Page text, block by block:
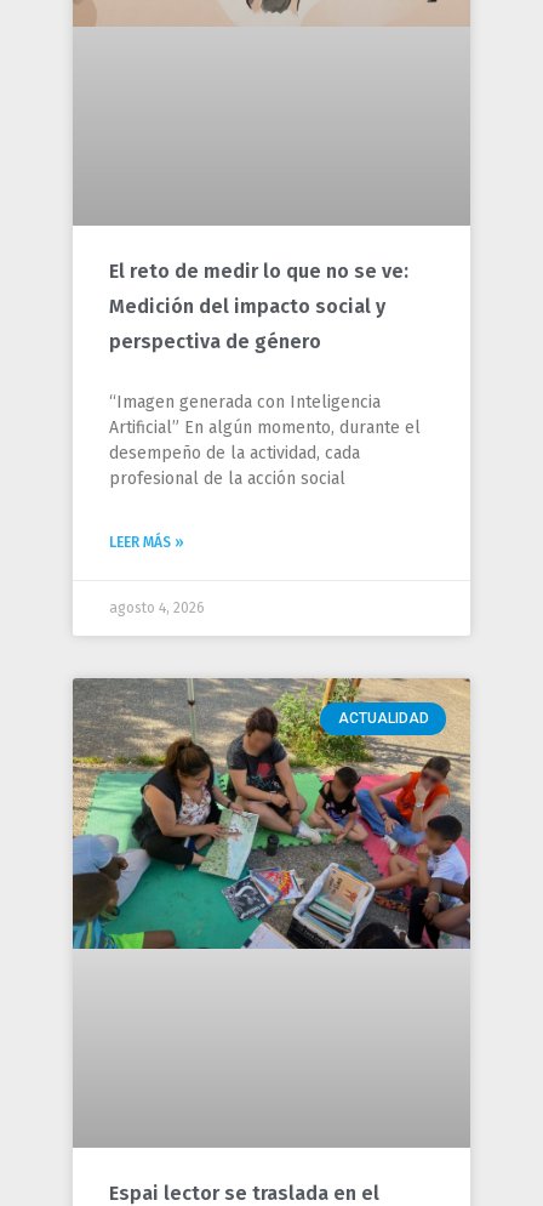
El reto de medir lo que no se ve:
Medición del impacto social y
perspectiva de género
“Imagen generada con Inteligencia
Artificial” En algún momento, durante el
desempeño de la actividad, cada
profesional de la acción social
LEER MÁS »
agosto 4, 2026
ACTUALIDAD
Espai lector se traslada en el